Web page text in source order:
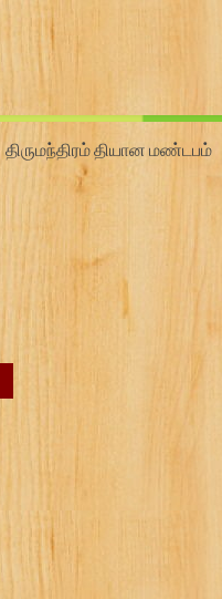
திருமந்திரம் தியான மண்டபம்